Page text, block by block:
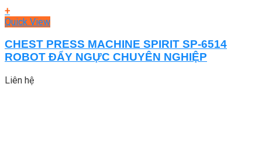
+
Quick View
CHEST PRESS MACHINE SPIRIT SP-6514
ROBOT ĐẨY NGỰC CHUYÊN NGHIỆP
Liên hệ